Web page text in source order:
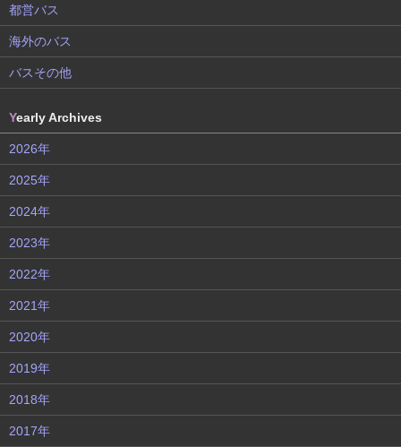
都営バス
海外のバス
バスその他
Yearly Archives
2026年
2025年
2024年
2023年
2022年
2021年
2020年
2019年
2018年
2017年